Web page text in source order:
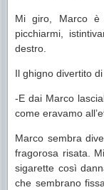
Mi giro, Marco
picchiarmi,
destro.
Il ghigno divertito
-E dai Marco
come eravamo
Marco sembra
fragorosa risata.
sigarette così
che sembrano